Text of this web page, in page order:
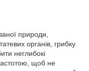
природи,
органів, грибку
неглибокі
щоб не